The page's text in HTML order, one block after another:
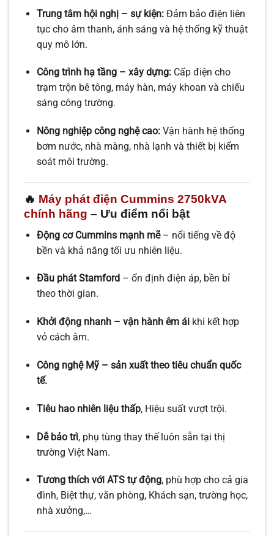
Trung tâm hội nghị – sự kiện:Đảm bảo điện liên
tục cho âm thanh, ánh sáng và hệ thống kỹ thuật
quy mô lớn.
Công trình hạ tầng – xây dựng:Cấp điện cho
trạm trộn bê tông, máy hàn, máy khoan và chiếu
sáng công trường.
Nông nghiệp công nghệ cao:Vận hành hệ thống
bơm nước, nhà màng, nhà lạnh và thiết bị kiểm
soát môi trường.
🔥 Máy phát điện Cummins 2750kVA
chính hãng – Ưu điểm nổi bật
Động cơ Cummins mạnh mẽ– nổi tiếng về độ
bền và khả năng tối ưu nhiên liệu.
Đầu phát Stamford– ổn định điện áp, bền bỉ
theo thời gian.
Khởi động nhanh – vận hành êm áikhi kết hợp
vỏ cách âm.
Công nghệ Mỹ – sản xuất theo tiêu chuẩn quốc
tế.
Tiêu hao nhiên liệu thấp, Hiệu suất vượt trội.
Dễ bảo trì, phụ tùng thay thế luôn sẵn tại thị
trường Việt Nam.
Tương thích với ATS tự động, phù hợp cho cả gia
đình, Biệt thự, văn phòng, Khách sạn, trường học,
nhà xưởng,…